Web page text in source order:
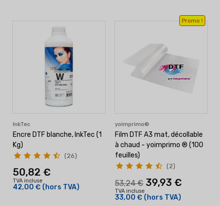
InkTec
Encre DTF blanche, InkTec (1
Kg)
50,82 €
TVA incluse
42,00 € (hors TVA)
(26)
Promo !
yoimprimo®
Film DTF A3 mat, décollable
à chaud - yoimprimo ® (100
feuilles)
53,24 € 39,93 €
TVA incluse
33,00 € (hors TVA)
(2)